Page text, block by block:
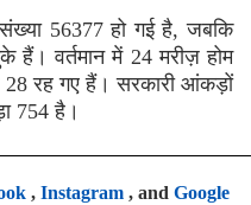
56377 हो गई है, जबकि
हैं। वर्तमान में 24 मरीज़ होम
रह गए हैं। सरकारी आंकड़ों
754 है।
, Instagram, and Google